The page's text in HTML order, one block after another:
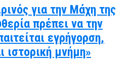
για την Μάχη της
πρέπει να την
εγρήγορση,
ιστορική μνήμη»